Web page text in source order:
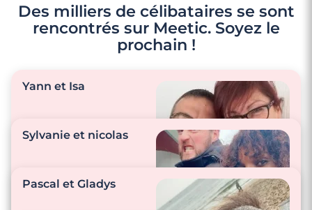
Des milliers de célibataires se sont
rencontrés sur Meetic. Soyez le
prochain !
Yann et Isa
"Nous sommes tous
les deux aux petits
Sylvanie et nicolas
Pascal et Gladys